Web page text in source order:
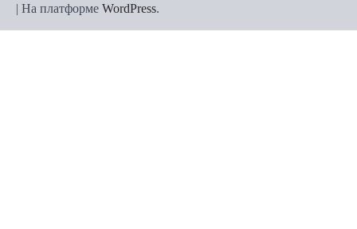
| На платформе WordPress.